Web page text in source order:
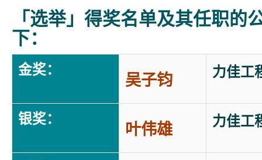
「选举」得奖名单及其任职的
下：
金奖：
吴子钧 力佳工
银奖：
叶伟雄 力佳工